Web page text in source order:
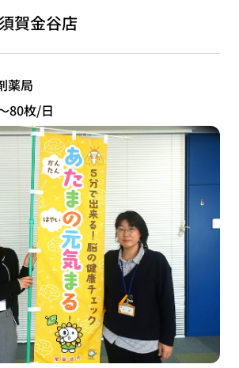
賀金谷店
薬局
80枚/日